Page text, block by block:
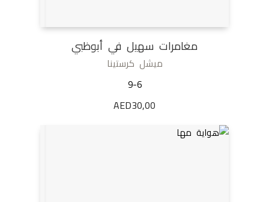
مغامرات سهيل في أبوظبي
ميشل كرستينا
9-6
AED30,00